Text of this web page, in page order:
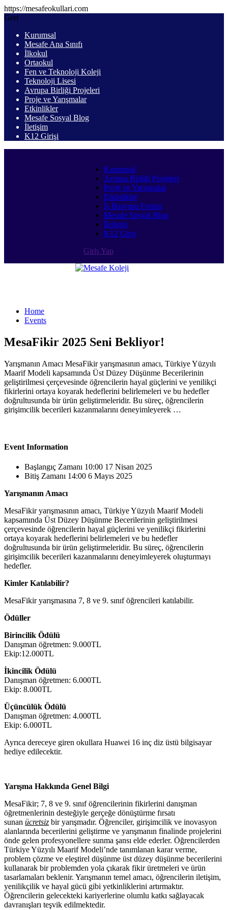
https://mesafeokullari.com
Geri
Kurumsal
Mesafe Ana Sınıfı
İlkokul
Ortaokul
Fen ve Teknoloji Koleji
Teknoloji Lisesi
Avrupa Birliği Projeleri
Proje ve Yarışmalar
Etkinlikler
Mesafe Sosyal Blog
İletişim
K12 Girişi
Kurumsal
Avrupa Birliği Projeleri
Proje ve Yarışmalar
Etkinlikler
İş Başvuru Formu
Mesafe Sosyal Blog
İletişim
K12 Giriş
Giriş Yap
Home
Events
MesaFikir 2025 Seni Bekliyor!
Yarışmanın Amacı MesaFikir yarışmasının amacı, Türkiye Yüzyılı
Maarif Modeli kapsamında Üst Düzey Düşünme Becerilerinin
geliştirilmesi çerçevesinde öğrencilerin hayal güçlerini ve yenilikçi
fikirlerini ortaya koyarak hedeflerini belirlemeleri ve bu hedefler
doğrultusunda bir ürün geliştirmeleridir. Bu süreç, öğrencilerin
girişimcilik becerileri kazanmalarını deneyimleyerek …
Event Information
Başlangıç Zamanı 10:00 17 Nisan 2025
Bitiş Zamanı 14:00 6 Mayıs 2025
Yarışmanın Amacı
MesaFikir yarışmasının amacı, Türkiye Yüzyılı Maarif Modeli
kapsamında Üst Düzey Düşünme Becerilerinin geliştirilmesi
çerçevesinde öğrencilerin hayal güçlerini ve yenilikçi fikirlerini
ortaya koyarak hedeflerini belirlemeleri ve bu hedefler
doğrultusunda bir ürün geliştirmeleridir. Bu süreç, öğrencilerin
girişimcilik becerileri kazanmalarını deneyimleyerek oluşturmayı
hedefler.
Kimler Katılabilir?
MesaFikir yarışmasına 7, 8 ve 9. sınıf öğrencileri katılabilir.
Ödüller
Birincilik Ödülü
Danışman öğretmen: 9.000TL
Ekip:12.000TL
İkincilik Ödülü
Danışman öğretmen: 6.000TL
Ekip: 8.000TL
Üçüncülük Ödülü
Danışman öğretmen: 4.000TL
Ekip: 6.000TL
Ayrıca dereceye giren okullara Huawei 16 inç diz üstü bilgisayar
hediye edilecektir.
Yarışma Hakkında Genel Bilgi
MesaFikir; 7, 8 ve 9. sınıf öğrencilerinin fikirlerini danışman
öğretmenlerinin desteğiyle gerçeğe dönüştürme fırsatı
sunan ücretsiz bir yarışmadır. Öğrenciler, girişimcilik ve inovasyon
alanlarında becerilerini geliştirme ve yarışmanın finalinde projelerini
önde gelen profesyonellere sunma şansı elde ederler. Öğrencilerden
Türkiye Yüzyılı Maarif Modeli’nde tanımlanan karar verme,
problem çözme ve eleştirel düşünme üst düzey düşünme becerilerini
kullanarak bir problemden yola çıkarak fikir üretmeleri ve ürün
tasarlamaları beklenir. Yarışmanın temel amacı, öğrencilerin iletişim,
yenilikçilik ve hayal gücü gibi yetkinliklerini artırmaktır.
Öğrencilerin gelecekteki kariyerlerine olumlu katkı sağlayacak
davranışları teşvik edilmektedir.